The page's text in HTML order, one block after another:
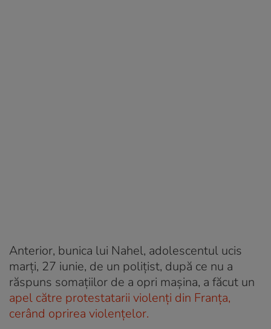
Anterior, bunica lui Nahel, adolescentul ucis
marți, 27 iunie, de un polițist, după ce nu a
răspuns somațiilor de a opri mașina, a făcut un
apel către protestatarii violenți din Franța,
cerând oprirea violențelor.